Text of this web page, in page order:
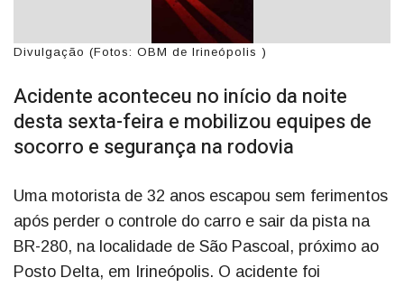
Divulgação (Fotos: OBM de Irineópolis )
Acidente aconteceu no início da noite
desta sexta-feira e mobilizou equipes de
socorro e segurança na rodovia
Uma motorista de 32 anos escapou sem ferimentos
após perder o controle do carro e sair da pista na
BR-280, na localidade de São Pascoal, próximo ao
Posto Delta, em Irineópolis. O acidente foi